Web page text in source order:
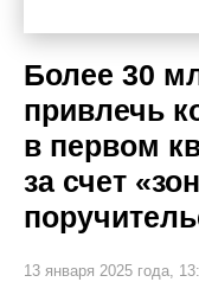
Более 30
привлечь
в первом
за счет
13 января 2025 года,